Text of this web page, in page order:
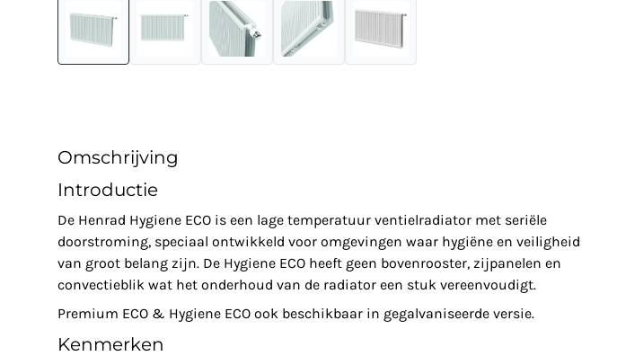
Omschrijving
Introductie
De Henrad Hygiene ECO is een lage temperatuur ventielradiator met seriële
doorstroming, speciaal ontwikkeld voor omgevingen waar hygiëne en veiligheid
van groot belang zijn. De Hygiene ECO heeft geen bovenrooster, zijpanelen en
convectieblik wat het onderhoud van de radiator een stuk vereenvoudigt.
Premium ECO & Hygiene ECO ook beschikbaar in gegalvaniseerde versie.
Kenmerken